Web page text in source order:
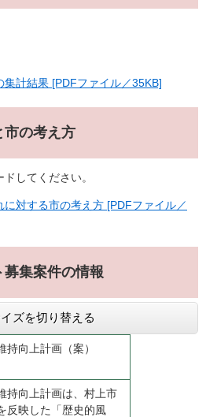
集計結果 [PDFファイル／35KB]
市の考え方
してください。
に対する市の考え方 [PDFファイル／
集案件の情報
ズを切り替える
向上計画（案）
持向上計画は、村上市
反映した「歴史的風